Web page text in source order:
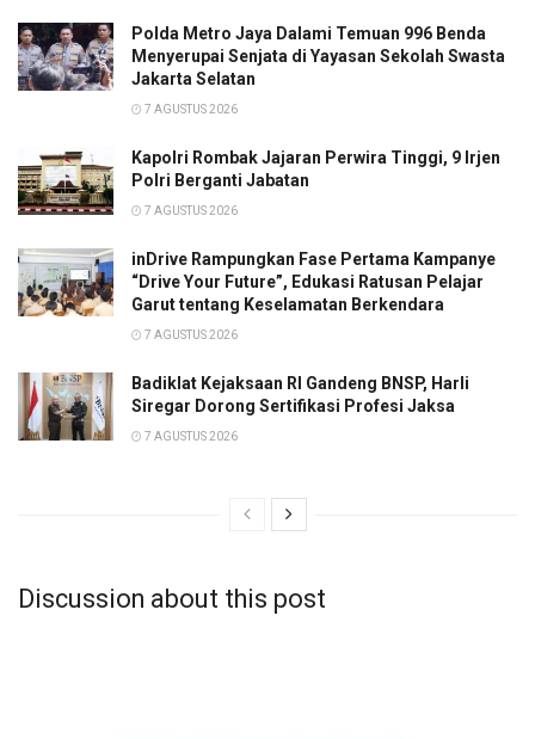
Polda Metro Jaya Dalami Temuan 996 Benda
Menyerupai Senjata di Yayasan Sekolah Swasta
Jakarta Selatan
7 AGUSTUS 2026
Kapolri Rombak Jajaran Perwira Tinggi, 9 Irjen
Polri Berganti Jabatan
7 AGUSTUS 2026
inDrive Rampungkan Fase Pertama Kampanye
“Drive Your Future”, Edukasi Ratusan Pelajar
Garut tentang Keselamatan Berkendara
7 AGUSTUS 2026
Badiklat Kejaksaan RI Gandeng BNSP, Harli
Siregar Dorong Sertifikasi Profesi Jaksa
7 AGUSTUS 2026
Discussion about this post